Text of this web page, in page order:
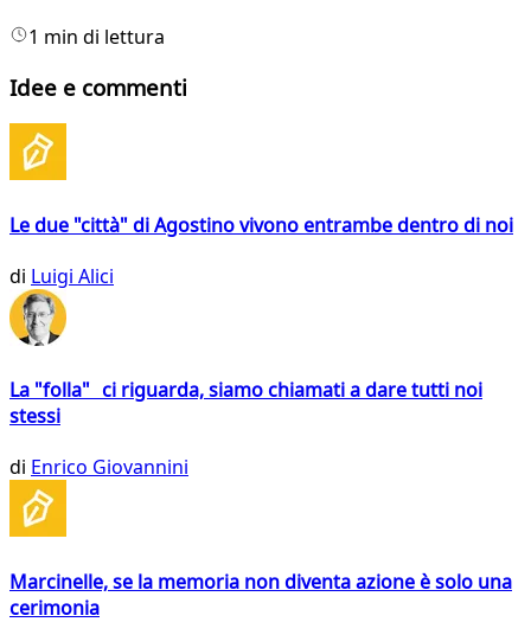
1 min di lettura
Idee e commenti
Le due "città" di Agostino vivono entrambe dentro di noi
di Luigi Alici
La "folla" ci riguarda, siamo chiamati a dare tutti noi
stessi
di Enrico Giovannini
Marcinelle, se la memoria non diventa azione è solo una
cerimonia